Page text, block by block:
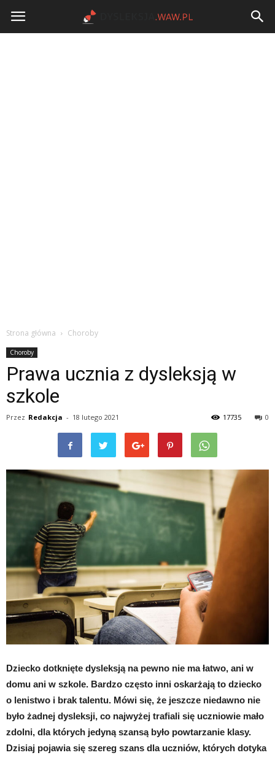
Dysleksja.waw.pl
Strona główna Choroby
Choroby
Prawa ucznia z dysleksją w
szkole
Przez Redakcja - 18 lutego 2021 0
17735
Dziecko dotknięte dysleksją na pewno nie ma łatwo, ani w
domu ani w szkole. Bardzo często inni oskarżają to dziecko
o lenistwo i brak talentu. Mówi się, że jeszcze niedawno nie
było żadnej dysleksji, co najwyżej trafiali się uczniowie mało
zdolni, dla których jedyną szansą było powtarzanie klasy.
Dzisiaj pojawia się szereg szans dla uczniów, których dotyka